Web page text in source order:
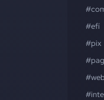
#efí
#pix